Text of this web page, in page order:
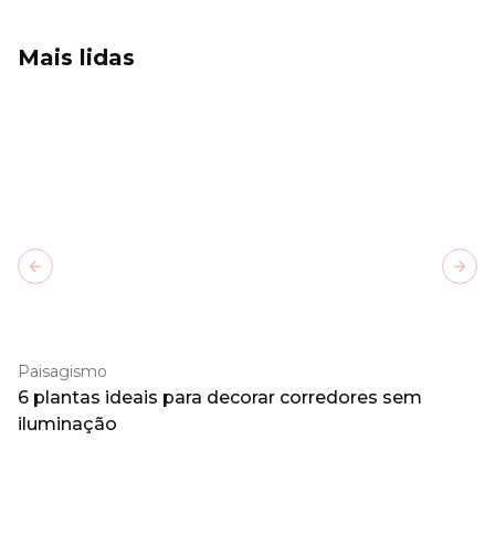
Mais lidas
Paisagismo
6 plantas ideais para decorar corredores sem
iluminação
Previous slide